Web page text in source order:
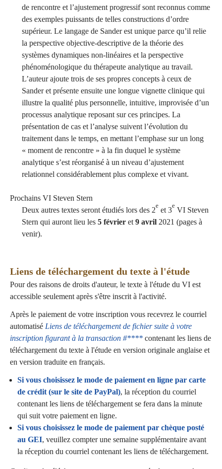
de rencontre et l’ajustement progressif sont reconnus comme
des exemples puissants de telles constructions d’ordre
supérieur. Le langage de Sander est unique parce qu’il relie
la perspective objective-descriptive de la théorie des
systèmes dynamiques non-linéaires et la perspective
phénoménologique du thérapeute analytique au travail.
L’auteur ajoute trois de ses propres concepts à ceux de
Sander et présente ensuite une longue vignette clinique qui
illustre la qualité plus personnelle, intuitive, improvisée d’un
processus analytique reposant sur ces principes. La
présentation de cas et l’analyse suivent l’évolution du
traitement dans le temps, en mettant l’emphase sur un long
« moment de rencontre » à la fin duquel le système
analytique s’est réorganisé à un niveau d’ajustement
relationnel considérablement plus complexe et vivant.
Prochains VI Steven Stern
Deux autres textes seront étudiés lors des 2
e
et 3
e
VI Steven
Stern qui auront lieu les 5 février et 9 avril 2021 (pages à
venir).
Liens de téléchargement du texte à l'étude
Pour des raisons de droits d'auteur, le texte à l'étude du VI est
accessible seulement après s'être inscrit à l'activité.
Après le paiement de votre inscription vous recevrez le courriel
automatisé Liens de téléchargement de fichier suite à votre
inscription figurant à la transaction #**** contenant les liens de
téléchargement du texte à l'étude en version originale anglaise et
en version traduite en français.
Si vous choisissez le mode de paiement en ligne par carte
de crédit (sur le site de PayPal), la réception du courriel
contenant les liens de téléchargement se fera dans la minute
qui suit votre paiement en ligne.
Si vous choisissez le mode de paiement par chèque posté
au GEI, veuillez compter une semaine supplémentaire avant
la réception du courriel contenant les liens de téléchargement.